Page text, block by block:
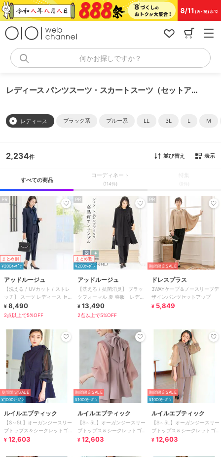
コ
ン
何かお探しですか？
レディース パンツスーツ・スカートスーツ（セットアップ）
レディース ブラック系 ブルー系 LL 3L L M
2,234 並び替え 表示
すべての商品
コーディネート
(114件) (0件)
PR
まとめ割
¥200ｸｰﾎﾟﾝ
アッドルージュ
【洗える / UVカット / ストレ
ッチ】 スーツ レディース セッ
トアップ 5号～23号
¥ 8,490
2点以上で5%OFF
PR
まとめ割
¥200ｸｰﾎﾟﾝ
アッドルージュ
【洗える / 抗菌消臭】 ブラッ
クフォーマル 夏 喪服 レディ
ース パンツ 5号～23号
¥ 13,490
2点以上で5%OFF
PR
期間限定SALE
ドレスプラス
3WAYケープ＆ノースリーブデ
ザインパンツセットアップ
¥ 5,849
期間限定SALE
¥1000ｸｰﾎﾟﾝ
ルイルエブティック
【S～5L】オーガンジースリー
ブトップス＆シークレットゴ
ム・スリムテーパードパンツ
¥ 12,603
期間限定SALE
¥1000ｸｰﾎﾟﾝ
ルイルエブティック
【S～5L】オーガンジースリー
ブトップス＆シークレットゴ
ム・スリムテーパードパンツ
¥ 12,603
期間限定SALE
¥1000ｸｰﾎﾟﾝ
ルイルエブティック
【S～5L】オーガンジースリー
ブトップス＆シークレットゴ
ム・スリムテーパードパンツ
¥ 12,603